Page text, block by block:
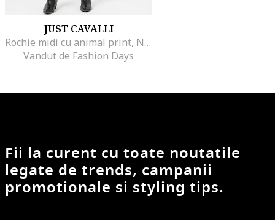
JUST CAVALLI
Rochie midi cu animal print, Negru/Alb murdar
Vandut de Fashion Days
Fii la curent cu toate noutatile
legate de trends, campanii
promotionale si styling tips.